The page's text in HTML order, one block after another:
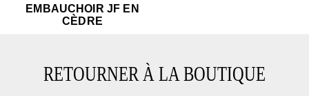
Embauchoir JF en cèdre
EMBAUCHOIR JF EN
CÈDRE
RETOURNER À LA BOUTIQUE